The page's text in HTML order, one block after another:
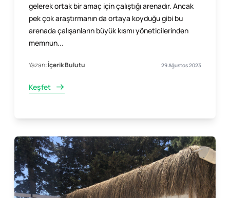
gelerek ortak bir amaç için çalıştığı arenadır. Ancak
pek çok araştırmanın da ortaya koyduğu gibi bu
arenada çalışanların büyük kısmı yöneticilerinden
memnun...
Yazan:İçerik Bulutu 29 Ağustos 2023
Keşfet